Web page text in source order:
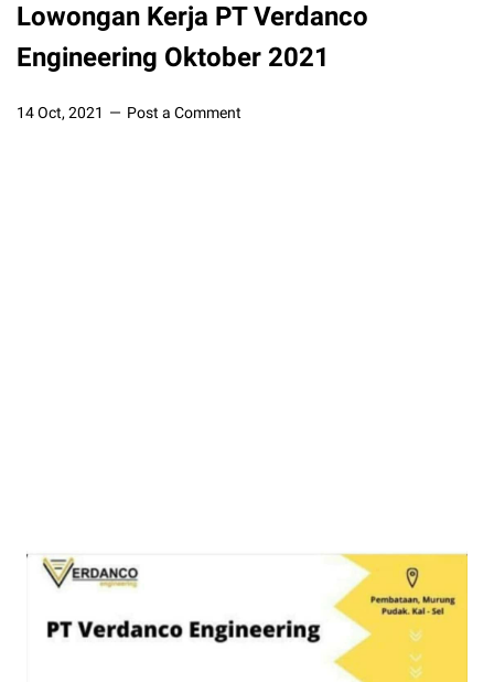
Lowongan Kerja PT Verdanco
Engineering Oktober 2021
14 Oct, 2021 Post a Comment